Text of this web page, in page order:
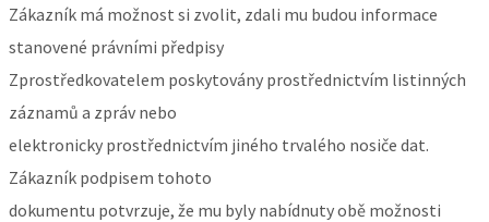
Zákazník má možnost si zvolit, zdali mu budou informace
stanovené právními předpisy
Zprostředkovatelem poskytovány prostřednictvím listinných
záznamů a zpráv nebo
elektronicky prostřednictvím jiného trvalého nosiče dat.
Zákazník podpisem tohoto
dokumentu potvrzuje, že mu byly nabídnuty obě možnosti